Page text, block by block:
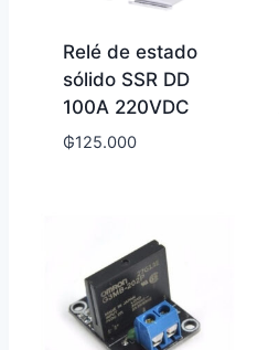
Relé de estado
sólido SSR DD
100A 220VDC
₲125.000